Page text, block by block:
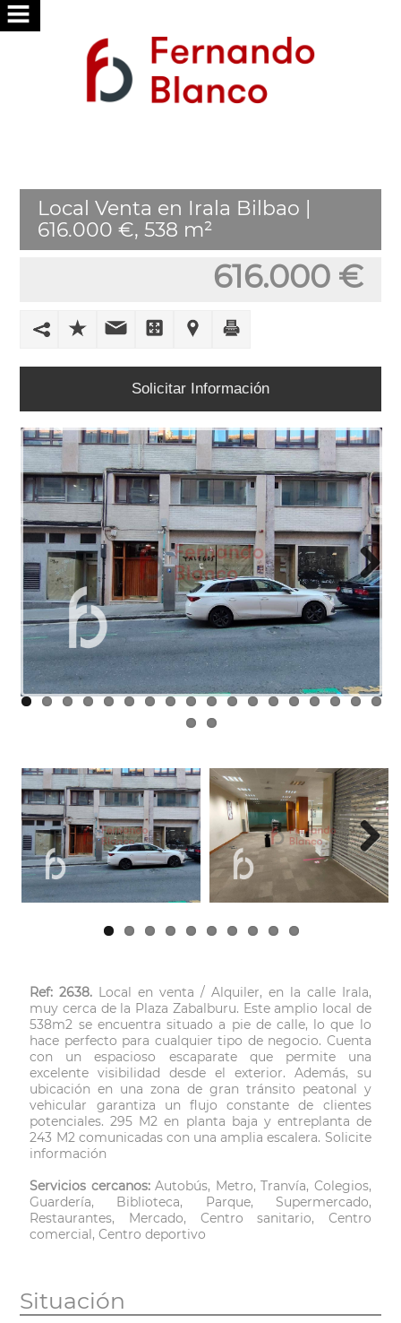
NOSOTROS
BUSCAMOS
POR
VIVIENDA
TRABAJA
NOSOTROS
ENLACES
BLOG
CONTACTO
Local Venta en Irala Bilbao |
616.000 €, 538 m²
616.000 €
Solicitar Información
Next
Next
Ref: 2638. Local en venta / Alquiler, en la calle Irala,
muy cerca de la Plaza Zabalburu. Este amplio local de
538m2 se encuentra situado a pie de calle, lo que lo
hace perfecto para cualquier tipo de negocio. Cuenta
con un espacioso escaparate que permite una
excelente visibilidad desde el exterior. Además, su
ubicación en una zona de gran tránsito peatonal y
vehicular garantiza un flujo constante de clientes
potenciales. 295 M2 en planta baja y entreplanta de
243 M2 comunicadas con una amplia escalera. Solicite
información
Servicios cercanos:Autobús, Metro, Tranvía, Colegios,
Guardería, Biblioteca, Parque, Supermercado,
Restaurantes, Mercado, Centro sanitario, Centro
comercial, Centro deportivo
Situación